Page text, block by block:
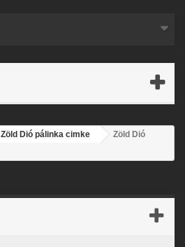
Zöld Dió pálinka cimke
Zöld Dió